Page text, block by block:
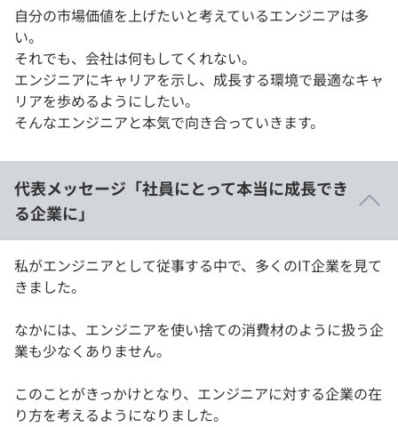
自分の市場価値を上げたいと考えているエンジニアは多
い。
それでも、会社は何もしてくれない。
エンジニアにキャリアを示し、成長する環境で最適なキャ
リアを歩めるようにしたい。
そんなエンジニアと本気で向き合っていきます。
代表メッセージ「社員にとって本当に成長でき
る企業に」
私がエンジニアとして従事する中で、多くのIT企業を見て
きました。
なかには、エンジニアを使い捨ての消費材のように扱う企
業も少なくありません。
このことがきっかけとなり、エンジニアに対する企業の在
り方を考えるようになりました。